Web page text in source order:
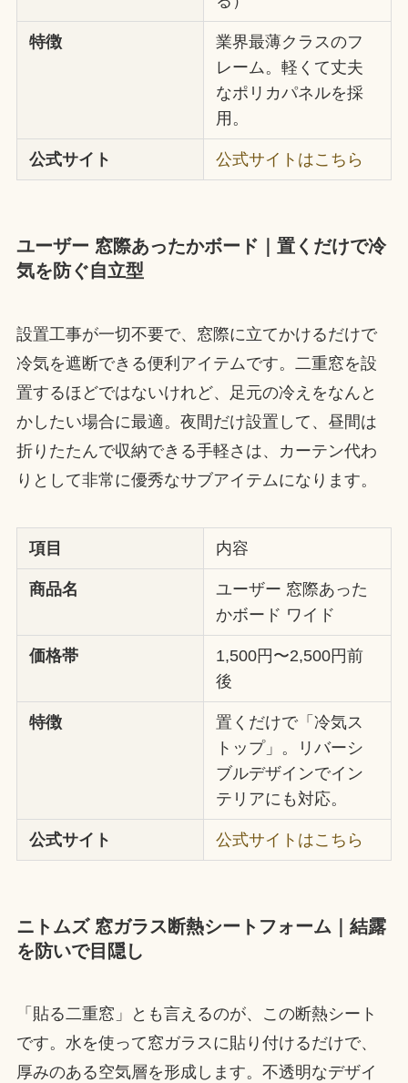
特徴
業界最薄クラスのフ
レーム。軽くて丈夫
なポリカパネルを採
用。
公式サイト 公式サイトはこちら
ユーザー 窓際あったかボード｜置くだけで冷
気を防ぐ自立型
設置工事が一切不要で、窓際に立てかけるだけで
冷気を遮断できる便利アイテムです。二重窓を設
置するほどではないけれど、足元の冷えをなんと
かしたい場合に最適。夜間だけ設置して、昼間は
折りたたんで収納できる手軽さは、カーテン代わ
りとして非常に優秀なサブアイテムになります。
項目 内容
商品名
ユーザー 窓際あった
かボード ワイド
価格帯
1,500円〜2,500円前
後
特徴
置くだけで「冷気ス
トップ」。リバーシ
ブルデザインでイン
テリアにも対応。
公式サイト 公式サイトはこちら
ニトムズ 窓ガラス断熱シートフォーム｜結露
を防いで目隠し
「貼る二重窓」とも言えるのが、この断熱シート
です。水を使って窓ガラスに貼り付けるだけで、
厚みのある空気層を形成します。不透明なデザイ